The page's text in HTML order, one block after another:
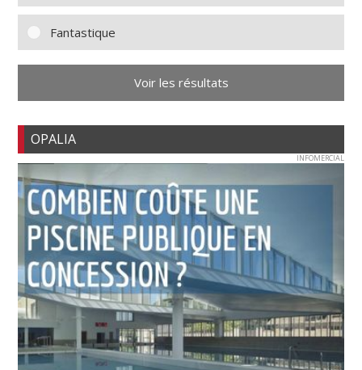
Fantastique
Voir les résultats
OPALIA
INFOMERCIAL